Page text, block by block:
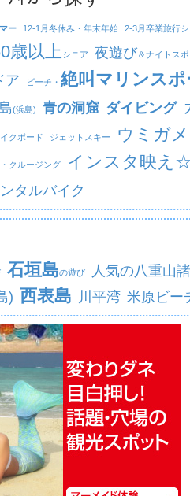
ー 12-1月冬休み・年末年始 2-3月卒業旅行
歳以上 シニア 夜遊び＆ナイトス
ア ビーチ・ 絶叫マリンスポ
(浜島) 青の洞窟 ダイビング
クボード ジェットスキー
ウミガメ
・クルージング
インスタ映え
タルバイク
石垣島の遊び
人気の八重山
) 西表島 川平湾 米原ビー